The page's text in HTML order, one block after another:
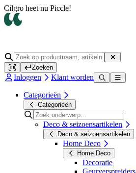
Cilgro heet nu Piccle!
Zoeken
Inloggen Klant worden
Categorieën
Categorieën
Deco & seizoensartikelen
Deco & seizoensartikelen
Home Deco
Home Deco
Decoratie
Geurverspreiders